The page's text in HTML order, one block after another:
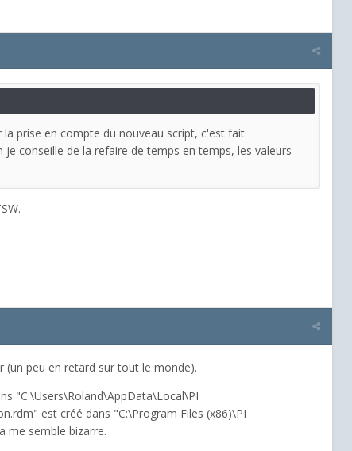
prise en compte du nouveau script, c'est fait
conseille de la refaire de temps en temps, les valeurs
peu en retard sur tout le monde).
"C:\Users\Roland\AppData\Local\PI
est créé dans "C:\Program Files (x86)\PI
me semble bizarre.